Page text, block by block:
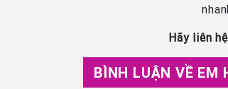
Hãy liên
BÌNH LUẬN VỀ EM